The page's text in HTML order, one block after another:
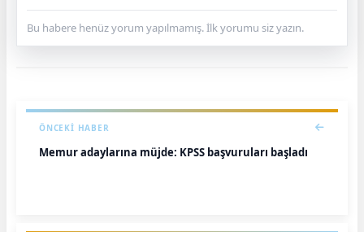
Bu habere henüz yorum yapılmamış. İlk yorumu siz yazın.
ÖNCEKI HABER
Memur adaylarına müjde: KPSS başvuruları başladı